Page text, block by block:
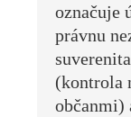
označuje
právnu
(kontrola
občanmi)